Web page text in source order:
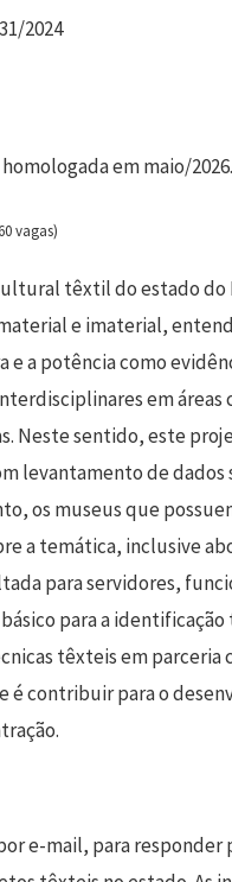
2024
em maio/2026.
vagas)
têxtil do estado do
e imaterial,
a potência como
em
Neste sentido, este
levantamento de
os museus que
a temática, inclusive
para servidores,
para a
têxteis em
é contribuir para o
e-mail, para